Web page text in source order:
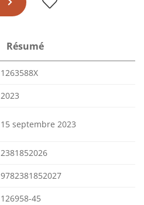
Résumé
1263588X
2023
15 septembre 2023
2381852026
9782381852027
126958-45